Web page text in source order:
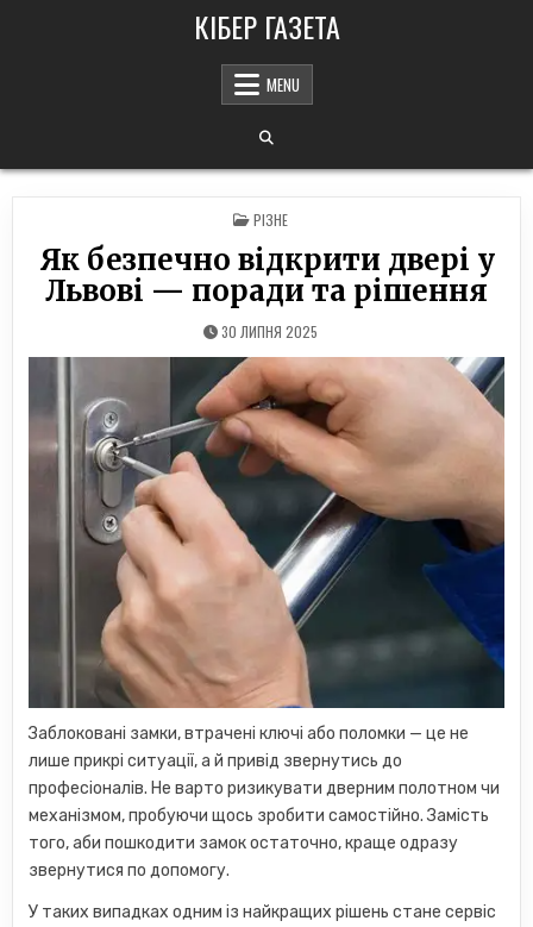
КІБЕР ГАЗЕТА
MENU
POSTED
IN
РІЗНЕ
Як безпечно відкрити двері у
Львові — поради та рішення
30 ЛИПНЯ 2025
Заблоковані замки, втрачені ключі або поломки — це не
лише прикрі ситуації, а й привід звернутись до
професіоналів. Не варто ризикувати дверним полотном чи
механізмом, пробуючи щось зробити самостійно. Замість
того, аби пошкодити замок остаточно, краще одразу
звернутися по допомогу.
У таких випадках одним із найкращих рішень стане сервіс